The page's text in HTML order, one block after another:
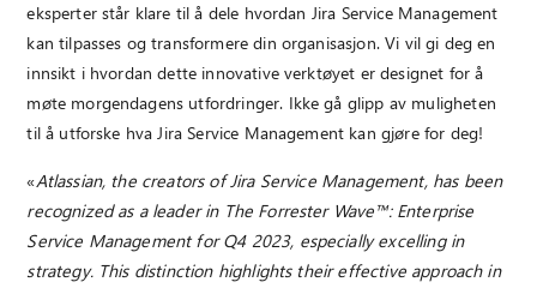
eksperter står klare til å dele hvordan Jira Service Management
kan tilpasses og transformere din organisasjon. Vi vil gi deg en
innsikt i hvordan dette innovative verktøyet er designet for å
møte morgendagens utfordringer. Ikke gå glipp av muligheten
til å utforske hva Jira Service Management kan gjøre for deg!
«Atlassian, the creators of Jira Service Management, has been
recognized as a leader in The Forrester Wave™: Enterprise
Service Management for Q4 2023, especially excelling in
strategy. This distinction highlights their effective approach in